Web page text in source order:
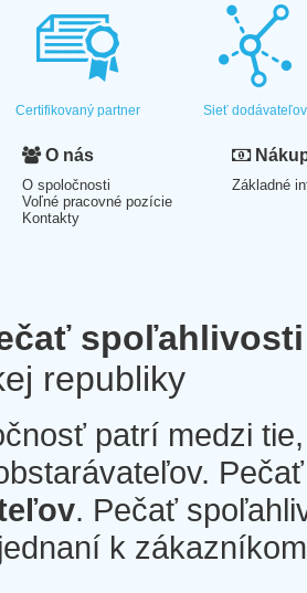
Certifikovaný partner Sieť dodávateľov
O nás
O spoločnosti
Voľné pracovné pozície
Kontakty
Základné
spoľahlivosti
republiky
patrí medzi
. Pečať
k